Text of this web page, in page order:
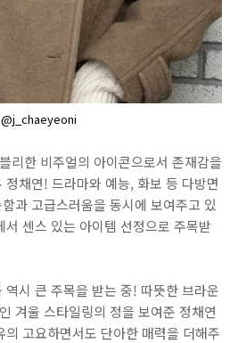
@j_chaeyeoni
리한 비주얼의 아이콘으로서 존재감을
채연! 드라마와 예능, 화보 등 다방면
과 고급스러움을 동시에 보여주고 있
센스 있는 아이템 선정으로 주목받
시 큰 주목을 받는 중! 따뜻한 브라운
겨울 스타일링의 정을 보여준 정채연
고요하면서도 단아한 매력을 더해주